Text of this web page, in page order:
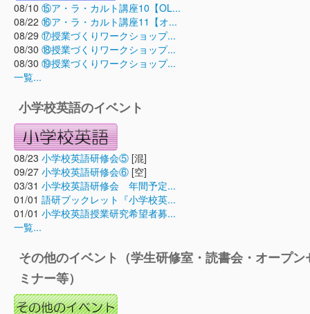
08/10 ⑮ア・ラ・カルト講座10【OL...
08/22 ⑯ア・ラ・カルト講座11【オ...
08/29 ⑰授業づくりワークショップ...
08/30 ⑱授業づくりワークショップ...
08/30 ⑲授業づくりワークショップ...
一覧...
小学校英語のイベント
08/23 小学校英語研修会⑤ [混]
09/27 小学校英語研修会⑥ [空]
03/31 小学校英語研修会 年間予定...
01/01 語研ブックレット『小学校英...
01/01 小学校英語授業研究希望者募...
一覧...
その他のイベント（学生研修室・読書会・オープン
ミナー等）